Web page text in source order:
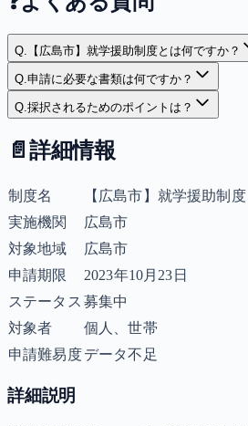
Q. 【広島市】就学援助制度とは何ですか？
Q.申請に必要な書類は何ですか？
Q.採択されるためのポイントは？
📄 詳細情報
制度名
【広島市】就学援助制度
実施機関
広島市
対象地域
広島市
申請期限
2023年10月23日
ステータス 募集中
対象者
個人、世帯
申請難易度データ不足
詳細説明